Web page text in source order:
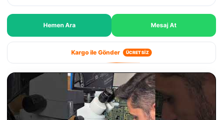
Hemen Ara Mesaj At
Kargo ile Gönder ÜCRETSİZ